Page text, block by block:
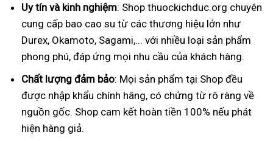
Uy tín và kinh nghiệm: Shop thuockichduc.org chuyên
cung cấp bao cao su từ các thương hiệu lớn như
Durex, Okamoto, Sagami,... với nhiều loại sản phẩm
phong phú, đáp ứng mọi nhu cầu của khách hàng.
Chất lượng đảm bảo: Mọi sản phẩm tại Shop đều
được nhập khẩu chính hãng, có chứng từ rõ ràng về
nguồn gốc. Shop cam kết hoàn tiền 100% nếu phát
hiện hàng giả.